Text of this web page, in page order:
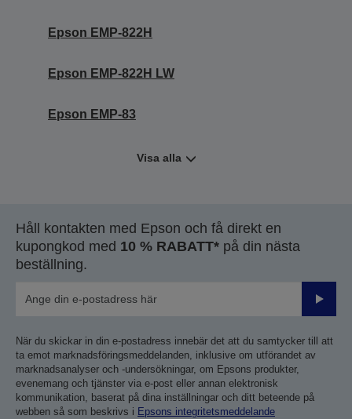
Epson EMP-822H
Epson EMP-822H LW
Epson EMP-83
Visa alla
Håll kontakten med Epson och få direkt en
kupongkod med 10 % RABATT* på din nästa
beställning.
Skicka
När du skickar in din e-postadress innebär det att du samtycker till att
ta emot marknadsföringsmeddelanden, inklusive om utförandet av
marknadsanalyser och -undersökningar, om Epsons produkter,
evenemang och tjänster via e-post eller annan elektronisk
kommunikation, baserat på dina inställningar och ditt beteende på
webben så som beskrivs i Epsons integritetsmeddelande